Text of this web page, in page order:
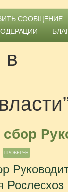
СООБЩЕНИЕ
в
сбор
ПРОВЕРЕН